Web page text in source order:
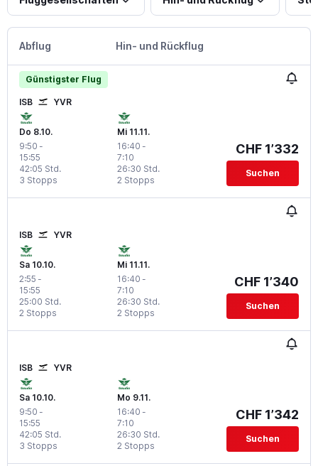
Abflug Hin- und Rückflug
Günstigster Flug
ISB YVR
Do 8.10.
9:50 -
15:55
3 Stopps
42:05 Std.
Mi 11.11.
16:40 -
7:10
2 Stopps
26:30 Std.
CHF 1’332
Suchen
ISB YVR
Sa 10.10.
2:55 -
15:55
2 Stopps
25:00 Std.
Mi 11.11.
16:40 -
7:10
2 Stopps
26:30 Std.
CHF 1’340
Suchen
ISB YVR
Sa 10.10.
9:50 -
15:55
3 Stopps
42:05 Std.
Mo 9.11.
16:40 -
7:10
2 Stopps
26:30 Std.
CHF 1’342
Suchen